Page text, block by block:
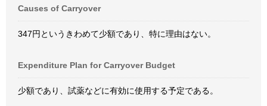
Causes of Carryover
347円というきわめて少額であり、特に理由はない。
Expenditure Plan for Carryover Budget
少額であり、試薬などに有効に使用する予定である。